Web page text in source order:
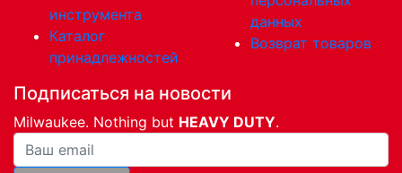
инструмента
Каталог
принадлежностей
данных
Возврат товаров
Подписаться на новости
Milwaukee. Nothing but HEAVY DUTY.
Ваша почта